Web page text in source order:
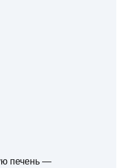
печень —